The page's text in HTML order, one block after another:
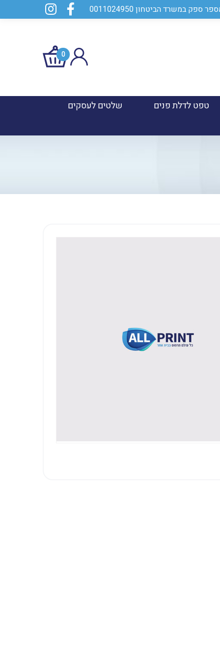
0
טפט לדלת פנים שלטים לעסקים